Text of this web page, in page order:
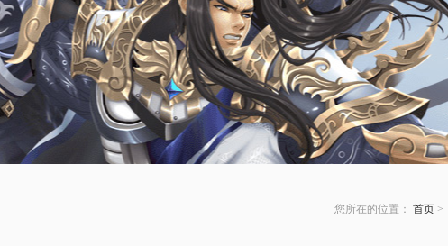
您所在的位置： 首页 >